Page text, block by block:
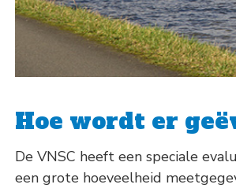
Hoe wordt er
De VNSC heeft een speciale
een grote hoeveelheid